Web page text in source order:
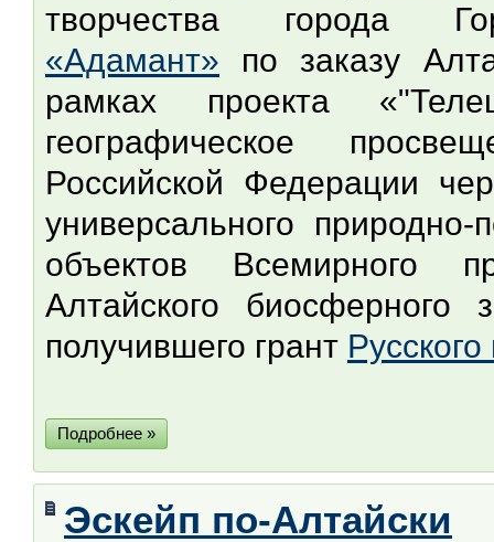
творчества города
«Адамант» по заказу
рамках проекта
географическое
Российской Федерации
универсального
объектов Всемирного
Алтайского биосферного
получившего грант
Подробнее »
Эcкейп по-Алтайски